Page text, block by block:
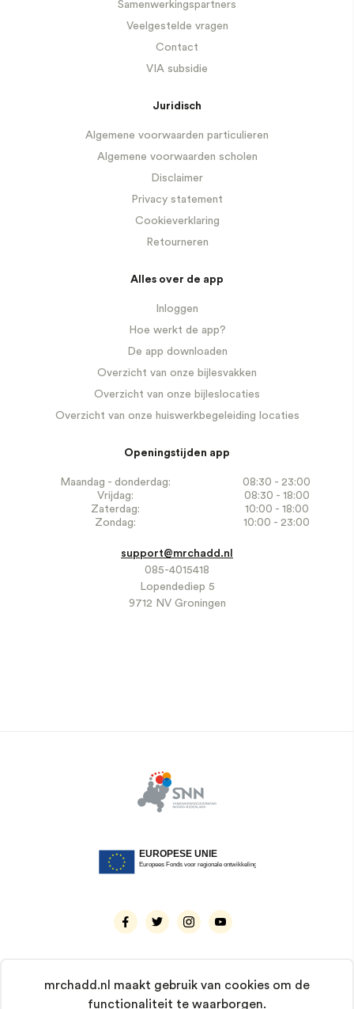
Samenwerkingspartners
Veelgestelde vragen
Contact
VIA subsidie
Juridisch
Algemene voorwaarden particulieren
Algemene voorwaarden scholen
Disclaimer
Privacy statement
Cookieverklaring
Retourneren
Alles over de app
Inloggen
Hoe werkt de app?
De app downloaden
Overzicht van onze bijlesvakken
Overzicht van onze bijleslocaties
Overzicht van onze huiswerkbegeleiding locaties
Openingstijden app
Maandag - donderdag:
08:30 - 23:00
Vrijdag:
08:30 - 18:00
Zaterdag:
10:00 - 18:00
Zondag:
10:00 - 23:00
support@mrchadd.nl
085-4015418
Lopendediep 5
9712 NV Groningen
© 2026 Mr. Chadd. Alle rechten voorbehouden.
mrchadd.nl maakt gebruik van cookies om de
functionaliteit te waarborgen.